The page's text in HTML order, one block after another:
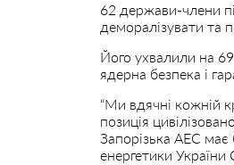
62 держави-члени
деморалізувати та
Його ухвалили на
ядерна безпека і
“Ми вдячні кожній
позиція
Запорізька АЕС має
енергетики України